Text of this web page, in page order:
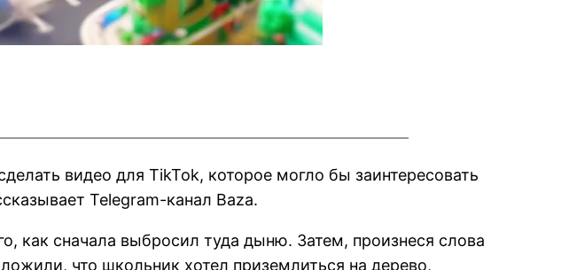
видео для TikTok, которое могло бы заинтересовать
Telegram-канал Baza.
как сначала выбросил туда дыню. Затем, произнеся слова
что школьник хотел приземлиться на дерево,